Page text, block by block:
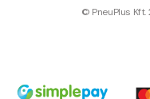
© PneuPlus